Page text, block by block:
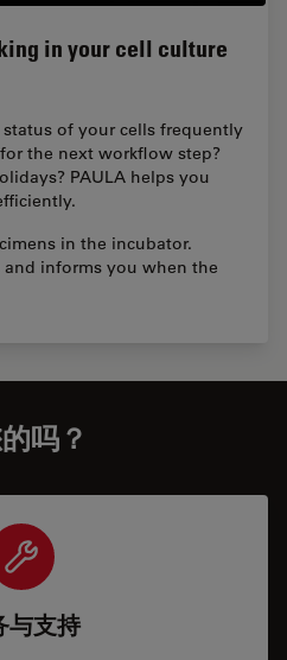
in your cell culture
of your cells frequently
the next workflow step?
PAULA helps you
in the incubator.
and informs you when the
吗？
与支持